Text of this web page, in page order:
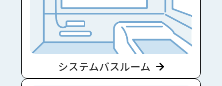
システムバスルーム